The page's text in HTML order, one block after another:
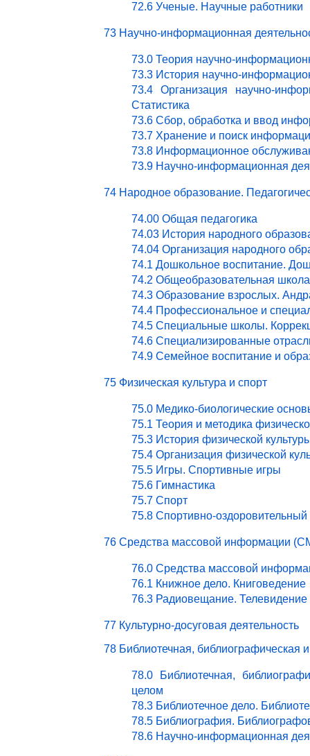
72.6 Ученые. Научные работники
73 Научно-информационная
73.0 Теория научно-
73.3 История научно-
73.4 Организация научно-
Статистика
73.6 Сбор, обработка и ввод
73.7 Хранение и поиск
73.8 Информационное
73.9 Научно-информационная
74 Народное образование.
74.00 Общая педагогика
74.03 История народного
74.04 Организация народного
74.1 Дошкольное воспитание.
74.2 Общеобразовательная
74.3 Образование взрослых.
74.4 Профессиональное и
74.5 Специальные школы.
74.6 Специализированные
74.9 Семейное воспитание и
75 Физическая культура и спорт
75.0 Медико-биологические
75.1 Теория и методика
75.3 История физической
75.4 Организация физической
75.5 Игры. Спортивные игры
75.6 Гимнастика
75.7 Спорт
75.8 Спортивно-
76 Средства массовой информации
76.0 Средства массовой
76.1 Книжное дело. Книговедение
76.3 Радиовещание. Телевидение
77 Культурно-досуговая деятельность
78 Библиотечная, библиографическая
78.0 Библиотечная,
целом
78.3 Библиотечное дело.
78.5 Библиография.
78.6 Научно-информационная